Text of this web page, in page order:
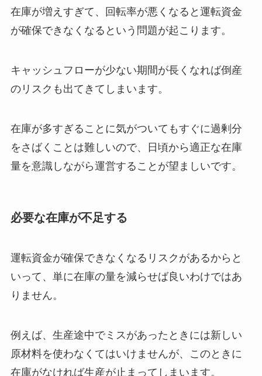
在庫が増えすぎて、回転率が悪くなると運転資金
が確保できなくなるという問題が起こります。
キャッシュフローが少ない期間が長くなれば倒産
のリスクも出てきてしまいます。
在庫が多すぎることに気がついてもすぐに過剰分
をさばくことは難しいので、日頃から適正な在庫
量を意識しながら運営することが望ましいです。
必要な在庫が不足する
運転資金が確保できなくなるリスクがあるからと
いって、単に在庫の量を減らせば良いわけではあ
りません。
例えば、生産途中でミスがあったときには新しい
原材料を使わなくてはいけませんが、このときに
在庫がなければ生産が止まってしまいます。